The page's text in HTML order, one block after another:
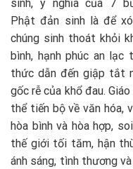
sinh, ý nghĩa của 7
Phật đản sinh là để
chúng sinh thoát khỏi
bình, hạnh phúc an
thức dẫn đến giập tắt
gốc rễ của khổ đau.
thể tiến bộ về văn hóa,
hòa bình và hòa hợp,
thế giới tối tăm, hận
ánh sáng, tình thương